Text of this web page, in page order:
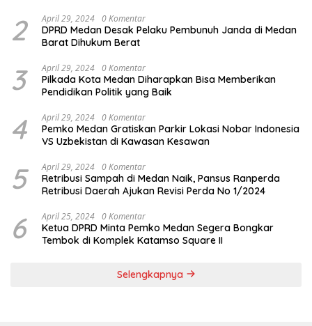
2 April 29, 2024 0 Komentar
DPRD Medan Desak Pelaku Pembunuh Janda di Medan
Barat Dihukum Berat
3 April 29, 2024 0 Komentar
Pilkada Kota Medan Diharapkan Bisa Memberikan
Pendidikan Politik yang Baik
4 April 29, 2024 0 Komentar
Pemko Medan Gratiskan Parkir Lokasi Nobar Indonesia
VS Uzbekistan di Kawasan Kesawan
5 April 29, 2024 0 Komentar
Retribusi Sampah di Medan Naik, Pansus Ranperda
Retribusi Daerah Ajukan Revisi Perda No 1/2024
6 April 25, 2024 0 Komentar
Ketua DPRD Minta Pemko Medan Segera Bongkar
Tembok di Komplek Katamso Square II
Selengkapnya